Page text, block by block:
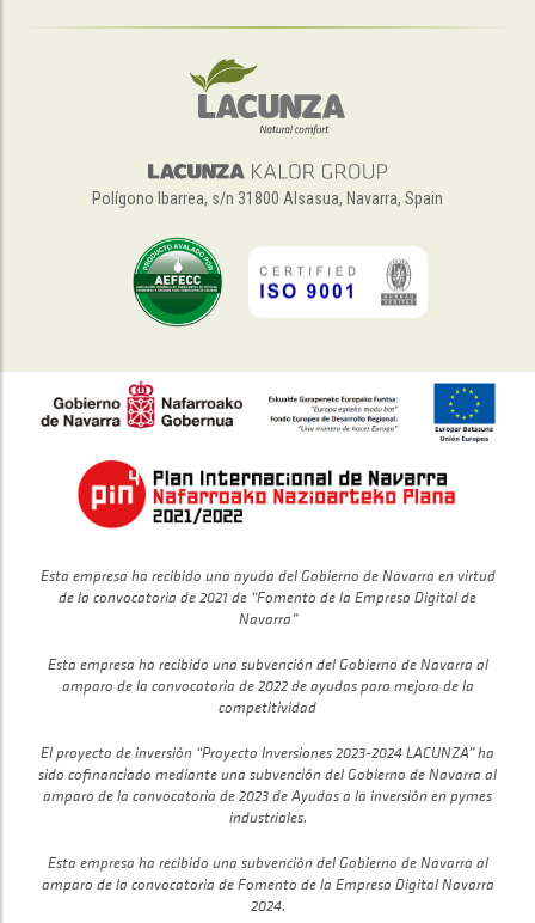
Polígono Ibarrea, s/n 31800 Alsasua, Navarra, Spain
Esta empresa ha recibido una ayuda del Gobierno de Navarra en virtud
de la convocatoria de 2021 de “Fomento de la Empresa Digital de
Navarra”
Esta empresa ha recibido una subvención del Gobierno de Navarra al
amparo de la convocatoria de 2022 de ayudas para mejora de la
competitividad
El proyecto de inversión “Proyecto Inversiones 2023-2024 LACUNZA” ha
sido cofinanciado mediante una subvención del Gobierno de Navarra al
amparo de la convocatoria de 2023 de Ayudas a la inversión en pymes
industriales.
Esta empresa ha recibido una subvención del Gobierno de Navarra al
amparo de la convocatoria de Fomento de la Empresa Digital Navarra
2024.